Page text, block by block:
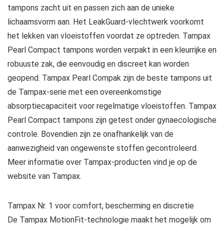
tampons zacht uit en passen zich aan de unieke
lichaamsvorm aan. Het LeakGuard-vlechtwerk voorkomt
het lekken van vloeistoffen voordat ze optreden. Tampax
Pearl Compact tampons worden verpakt in een kleurrijke en
robuuste zak, die eenvoudig en discreet kan worden
geopend. Tampax Pearl Compak zijn de beste tampons uit
de Tampax-serie met een overeenkomstige
absorptiecapaciteit voor regelmatige vloeistoffen. Tampax
Pearl Compact tampons zijn getest onder gynaecologische
controle. Bovendien zijn ze onafhankelijk van de
aanwezigheid van ongewenste stoffen gecontroleerd.
Meer informatie over Tampax-producten vind je op de
website van Tampax.
Tampax Nr. 1 voor comfort, bescherming en discretie
De Tampax MotionFit-technologie maakt het mogelijk om